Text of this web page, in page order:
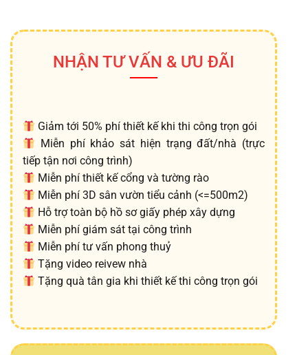
NHẬN TƯ VẤN & ƯU ĐÃI
Giảm tới 50% phí thiết kế khi thi công trọn gói
Miễn phí khảo sát hiện trạng đất/nhà (trực
tiếp tận nơi công trình)
Miễn phí thiết kế cổng và tường rào
Miễn phí 3D sân vườn tiểu cảnh (<=500m2)
Hỗ trợ toàn bộ hồ sơ giấy phép xây dựng
Miễn phí giám sát tại công trình
Miễn phí tư vấn phong thuỷ
Tặng video reivew nhà
Tặng quà tân gia khi thiết kế thi công trọn gói